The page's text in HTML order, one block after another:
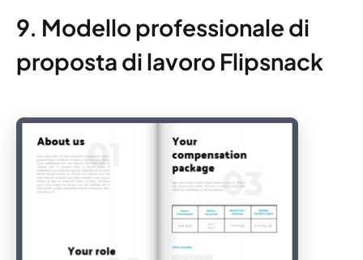
9. Modello professionale di
proposta di lavoro Flipsnack